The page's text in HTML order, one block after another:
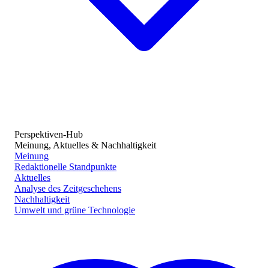
Perspektiven-Hub
Meinung, Aktuelles & Nachhaltigkeit
Meinung
Redaktionelle Standpunkte
Aktuelles
Analyse des Zeitgeschehens
Nachhaltigkeit
Umwelt und grüne Technologie